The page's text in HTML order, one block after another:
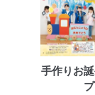
手作りお